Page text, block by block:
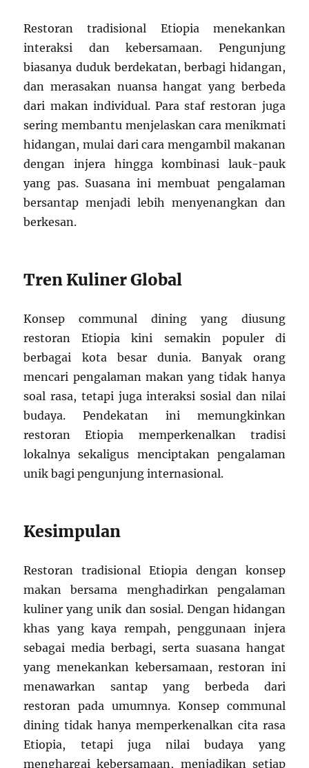
Restoran tradisional Etiopia menekankan
interaksi dan kebersamaan. Pengunjung
biasanya duduk berdekatan, berbagi hidangan,
dan merasakan nuansa hangat yang berbeda
dari makan individual. Para staf restoran juga
sering membantu menjelaskan cara menikmati
hidangan, mulai dari cara mengambil makanan
dengan injera hingga kombinasi lauk-pauk
yang pas. Suasana ini membuat pengalaman
bersantap menjadi lebih menyenangkan dan
berkesan.
Tren Kuliner Global
Konsep communal dining yang diusung
restoran Etiopia kini semakin populer di
berbagai kota besar dunia. Banyak orang
mencari pengalaman makan yang tidak hanya
soal rasa, tetapi juga interaksi sosial dan nilai
budaya. Pendekatan ini memungkinkan
restoran Etiopia memperkenalkan tradisi
lokalnya sekaligus menciptakan pengalaman
unik bagi pengunjung internasional.
Kesimpulan
Restoran tradisional Etiopia dengan konsep
makan bersama menghadirkan pengalaman
kuliner yang unik dan sosial. Dengan hidangan
khas yang kaya rempah, penggunaan injera
sebagai media berbagi, serta suasana hangat
yang menekankan kebersamaan, restoran ini
menawarkan santap yang berbeda dari
restoran pada umumnya. Konsep communal
dining tidak hanya memperkenalkan cita rasa
Etiopia, tetapi juga nilai budaya yang
menghargai kebersamaan, menjadikan setiap